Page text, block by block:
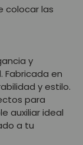
colocar las
y
Fabricada en
y estilo.
para
auxiliar ideal
a tu